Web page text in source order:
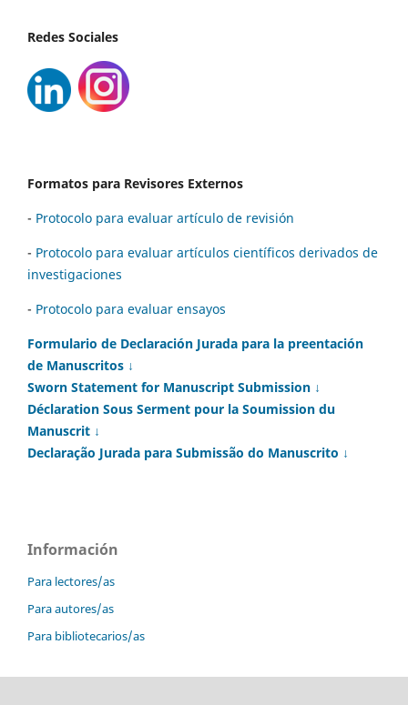
Redes Sociales
Formatos para Revisores Externos
- Protocolo para evaluar artículo de revisión
- Protocolo para evaluar artículos científicos derivados de
investigaciones
- Protocolo para evaluar ensayos
Formulario de Declaración Jurada para la preentación
de Manuscritos ↓
Sworn Statement for Manuscript Submission ↓
Déclaration Sous Serment pour la Soumission du
Manuscrit ↓
Declaração Jurada para Submissão do Manuscrito ↓
Información
Para lectores/as
Para autores/as
Para bibliotecarios/as